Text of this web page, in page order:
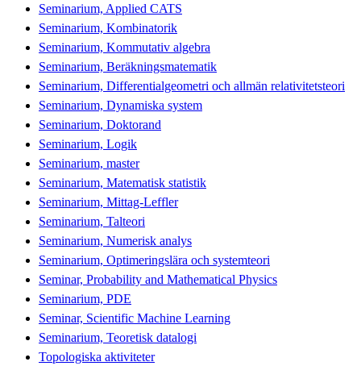
Seminarium, Applied CATS
Seminarium, Kombinatorik
Seminarium, Kommutativ algebra
Seminarium, Beräkningsmatematik
Seminarium, Differentialgeometri och allmän relativitetsteori
Seminarium, Dynamiska system
Seminarium, Doktorand
Seminarium, Logik
Seminarium, master
Seminarium, Matematisk statistik
Seminarium, Mittag-Leffler
Seminarium, Talteori
Seminarium, Numerisk analys
Seminarium, Optimeringslära och systemteori
Seminar, Probability and Mathematical Physics
Seminarium, PDE
Seminar, Scientific Machine Learning
Seminarium, Teoretisk datalogi
Topologiska aktiviteter